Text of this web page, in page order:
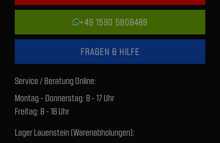
+49 1590 5808489
FRAGEN & HILFE
Service / Beratung Online:
Montag - Donnerstag: 8 - 17 Uhr
Freitag: 8 - 16 Uhr
Lager Lauenstein (Warenabholungen):